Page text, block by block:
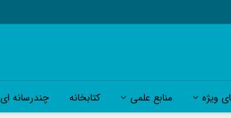
ویژه منابع علمی کتابخانه چندرسانه ای